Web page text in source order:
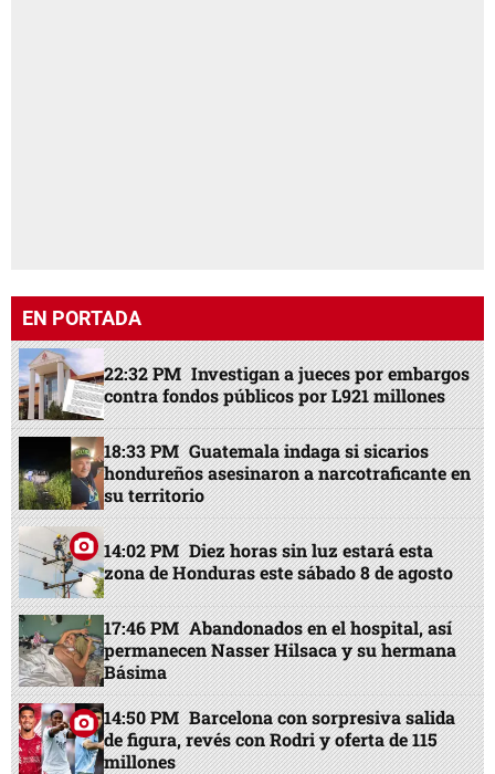
EN PORTADA
22:32 PM Investigan a jueces por embargos
contra fondos públicos por L921 millones
18:33 PM Guatemala indaga si sicarios
hondureños asesinaron a narcotraficante en
su territorio
14:02 PM Diez horas sin luz estará esta
zona de Honduras este sábado 8 de agosto
17:46 PM Abandonados en el hospital, así
permanecen Nasser Hilsaca y su hermana
Básima
14:50 PM Barcelona con sorpresiva salida
de figura, revés con Rodri y oferta de 115
millones